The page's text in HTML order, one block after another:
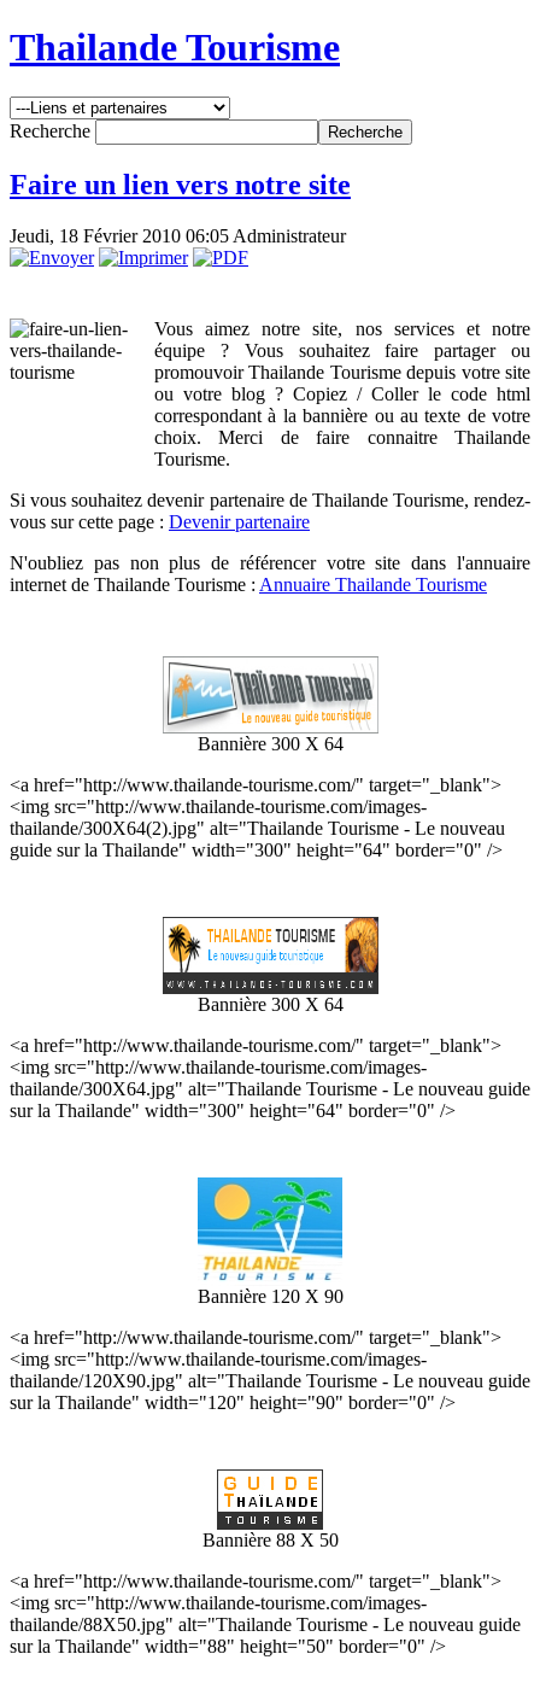
Thailande Tourisme
Recherche
Faire un lien vers notre site
Jeudi, 18 Février 2010 06:05 Administrateur
Vous aimez notre site, nos services et notre
équipe ? Vous souhaitez faire partager ou
promouvoir Thailande Tourisme depuis votre site
ou votre blog ? Copiez / Coller le code html
correspondant à la bannière ou au texte de votre
choix. Merci de faire connaitre Thailande
Tourisme.
Si vous souhaitez devenir partenaire de Thailande Tourisme, rendez-
vous sur cette page : Devenir partenaire
N'oubliez pas non plus de référencer votre site dans l'annuaire
internet de Thailande Tourisme : Annuaire Thailande Tourisme
Bannière 300 X 64
<a href="http://www.thailande-tourisme.com/" target="_blank">
<img src="http://www.thailande-tourisme.com/images-
thailande/300X64(2).jpg" alt="Thailande Tourisme - Le nouveau
guide sur la Thailande" width="300" height="64" border="0" />
Bannière 300 X 64
<a href="http://www.thailande-tourisme.com/" target="_blank">
<img src="http://www.thailande-tourisme.com/images-
thailande/300X64.jpg" alt="Thailande Tourisme - Le nouveau guide
sur la Thailande" width="300" height="64" border="0" />
Bannière 120 X 90
<a href="http://www.thailande-tourisme.com/" target="_blank">
<img src="http://www.thailande-tourisme.com/images-
thailande/120X90.jpg" alt="Thailande Tourisme - Le nouveau guide
sur la Thailande" width="120" height="90" border="0" />
Bannière 88 X 50
<a href="http://www.thailande-tourisme.com/" target="_blank">
<img src="http://www.thailande-tourisme.com/images-
thailande/88X50.jpg" alt="Thailande Tourisme - Le nouveau guide
sur la Thailande" width="88" height="50" border="0" />